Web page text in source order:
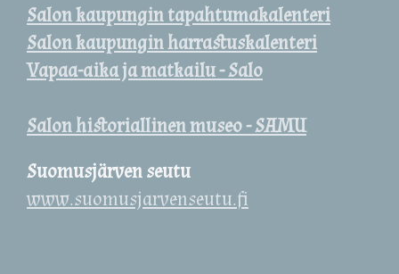
Salon kaupungin tapahtumakalenteri
Salon kaupungin harrastuskalenteri
Vapaa-aika ja matkailu - Salo
Salon historiallinen museo - SAMU
Suomusjärven seutu
www.suomusjarvenseutu.fi